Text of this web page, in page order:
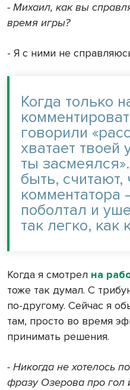
- Михаил, как вы
время игры?
- Я с ними не
Когда только
говорили
хватает твоей
ты
быть, считают,
комментатора
поболтал и
так легко, как
Когда я смотрел на
тоже так думал. С
по-другому. Сейчас я
там, просто во время
принимать решения.
- Никогда не хотелось
фразу Озерова про гол